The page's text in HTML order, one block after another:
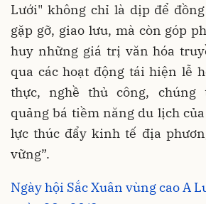
Lưới" không chỉ là dịp để
gặp gỡ, giao lưu, mà còn góp
huy những giá trị văn hóa
qua các hoạt động tái hiện lễ
thực, nghề thủ công, chúng
quảng bá tiềm năng du lịch
lực thúc đẩy kinh tế địa
vững”.
Ngày hội Sắc Xuân vùng cao A